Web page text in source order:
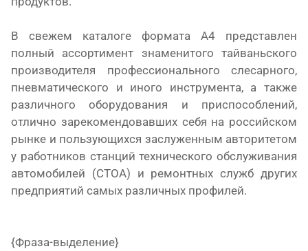
В свежем каталоге формата А4 представлен
полный ассортимент знаменитого тайваньского
производителя профессионального слесарного,
пневматического и иного инструмента, а также
различного оборудования и приспособлений,
отлично зарекомендовавших себя на российском
рынке и пользующихся заслуженным авторитетом
у работников станций технического обслуживания
автомобилей (СТОА) и ремонтных служб других
предприятий самых различных профилей.
{Фраза-выделение}